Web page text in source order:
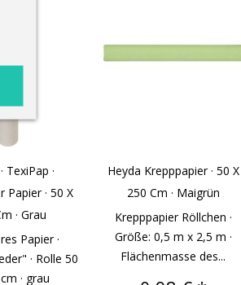
TexiPap ·
Papier · 50 X
· Grau
Papier ·
· Rolle 50
· grau
Heyda Krepppapier · 50 X
250 Cm · Maigrün
Krepppapier Röllchen ·
Größe: 0,5 m x 2,5 m ·
Flächenmasse des...